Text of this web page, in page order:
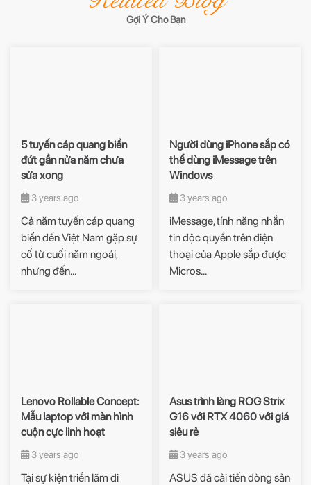
Gợi Ý Cho Bạn
5 tuyến cáp quang biển
đứt gần nửa năm chưa
sửa xong
3 years ago
Cả năm tuyến cáp quang
biển đến Việt Nam gặp sự
cố từ cuối năm ngoái,
nhưng đến...
Người dùng iPhone sắp có
thể dùng iMessage trên
Windows
3 years ago
iMessage, tính năng nhắn
tin độc quyền trên điện
thoại của Apple sắp được
Micros...
Lenovo Rollable Concept:
Mẫu laptop với màn hình
cuộn cực linh hoạt
3 years ago
Tại sự kiện triển lãm di
Asus trình làng ROG Strix
G16 với RTX 4060 với giá
siêu rẻ
3 years ago
ASUS đã cải tiến dòng sản